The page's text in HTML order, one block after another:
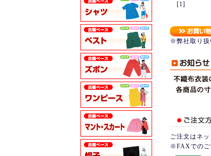
[1]
※弊社取り扱
ご注文はネ
※FAXでのご